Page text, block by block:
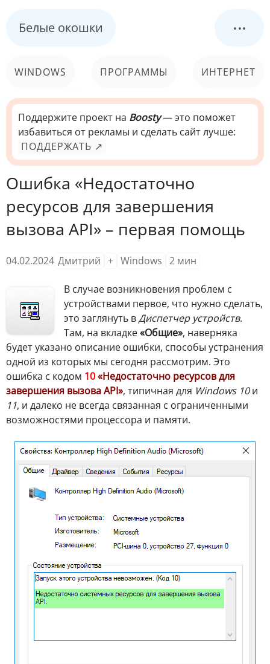
Белые окошки ...
WINDOWS ПРОГРАММЫ ИНТЕРНЕТ
КОМПЬЮТЕР
СИСТЕМА
Поддержите проект на Boosty— это поможет
избавиться от рекламы и сделать сайт лучше:
ПОДДЕРЖАТЬ ↗
Ошибка «Недостаточно
ресурсов для завершения
вызова API» – первая помощь
04.02.2024 Дмитрий + Windows 2 мин
В случае возникновения проблем с
устройствами первое, что нужно сделать,
это заглянуть вДиспетчер устройств.
Там, на вкладке«Общие», наверняка
будет указано описание ошибки, способы устранения
одной из которых мы сегодня рассмотрим. Это
ошибка с кодом 10«Недостаточно ресурсов для
завершения вызова API», типичная для Windows 10и
11, и далеко не всегда связанная с ограниченными
возможностями процессора и памяти.